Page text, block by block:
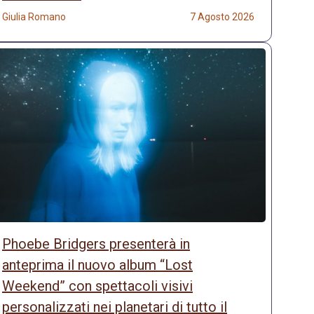
Giulia Romano 7 Agosto 2026
Phoebe Bridgers presenterà in
anteprima il nuovo album “Lost
Weekend” con spettacoli visivi
personalizzati nei planetari di tutto il